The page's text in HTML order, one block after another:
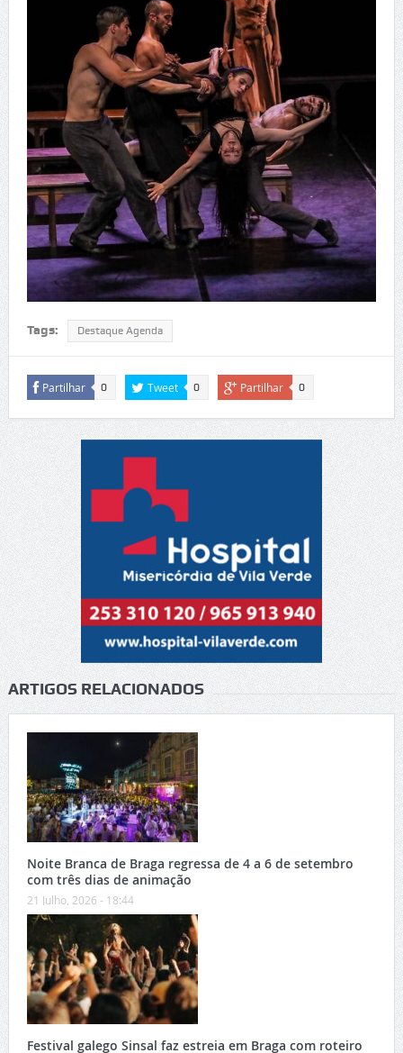
Tags: Destaque Agenda
Partilhar 0 Tweet 0 Partilhar 0
ARTIGOS RELACIONADOS
Noite Branca de Braga regressa de 4 a 6 de setembro
com três dias de animação
21 Julho, 2026 - 18:44
Festival galego Sinsal faz estreia em Braga com roteiro